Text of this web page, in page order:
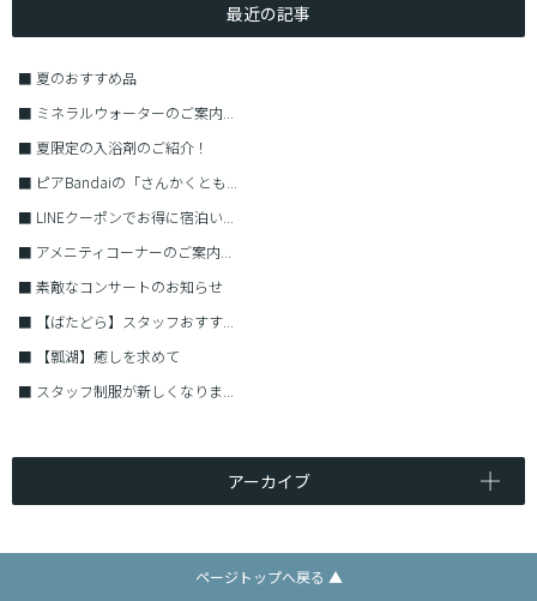
最近の記事
■ 夏のおすすめ品
■ ミネラルウォーターのご案内...
■ 夏限定の入浴剤のご紹介！
■ ピアBandaiの「さんかくとも...
■ LINEクーポンでお得に宿泊い...
■ アメニティコーナーのご案内...
■ 素敵なコンサートのお知らせ
■
【ばたどら】スタッフおすす...
■
【瓢湖】癒しを求めて
■ スタッフ制服が新しくなりま...
アーカイブ
ページトップへ戻る ▲